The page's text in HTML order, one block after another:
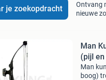
je zoekopdracht
Ontvang
nieuwe
Man
(pijl
Man
boog)